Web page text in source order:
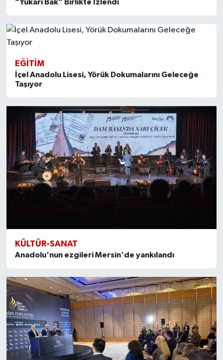
“Yukarı Bak” Birlikte İzlendi
EĞITIM
İçel Anadolu Lisesi, Yörük Dokumalarını Geleceğe
Taşıyor
KÜLTÜR-SANAT
Anadolu'nun ezgileri Mersin'de yankılandı